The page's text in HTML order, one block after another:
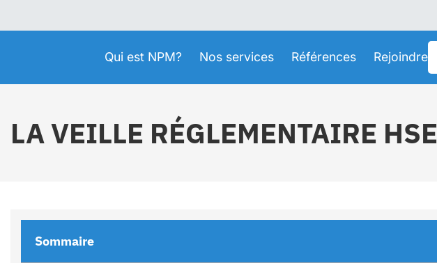
Qui est NPM? Nos services Références Rejoindre
LA VEILLE RÉGLEMENTAIRE HSE
Sommaire